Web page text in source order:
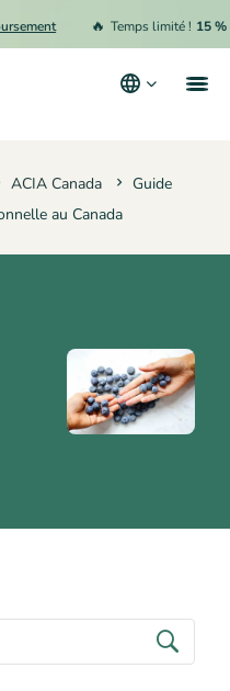
🔥 Temps limité ! 15 % de
ACIA Canada
Guide
au Canada